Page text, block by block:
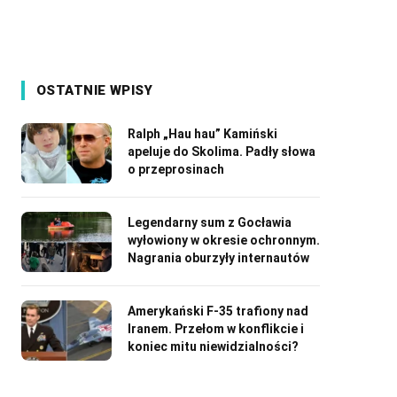
OSTATNIE WPISY
Ralph „Hau hau” Kamiński
apeluje do Skolima. Padły słowa
o przeprosinach
Legendarny sum z Gocławia
wyłowiony w okresie ochronnym.
Nagrania oburzyły internautów
Amerykański F-35 trafiony nad
Iranem. Przełom w konflikcie i
koniec mitu niewidzialności?